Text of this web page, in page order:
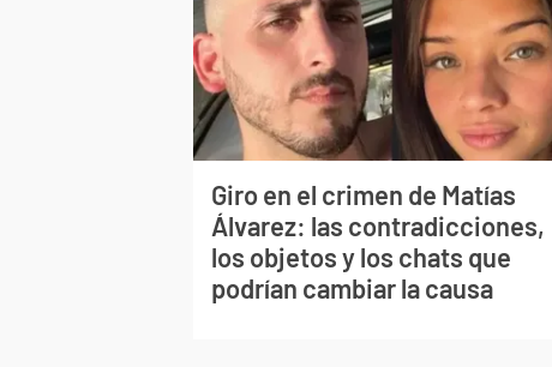
Giro en el crimen de Matías
Álvarez: las contradicciones,
los objetos y los chats que
podrían cambiar la causa